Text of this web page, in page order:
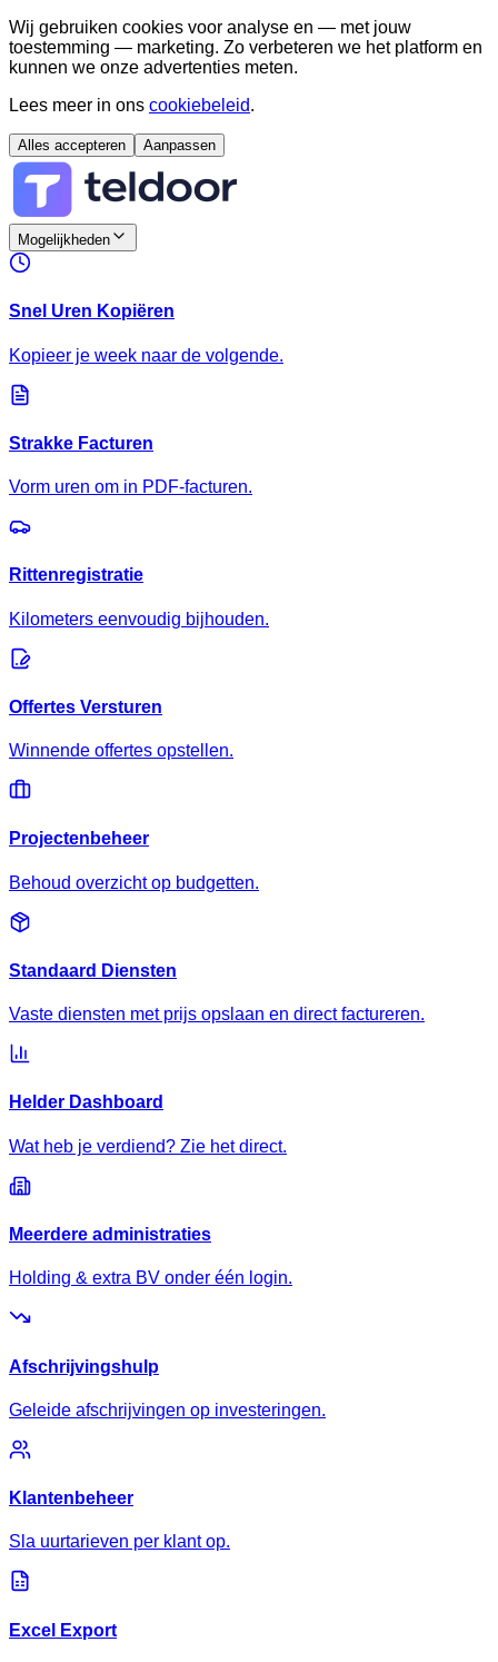
Wij gebruiken cookies voor analyse en — met jouw
toestemming — marketing. Zo verbeteren we het platform en
kunnen we onze advertenties meten.
Lees meer in ons cookiebeleid.
Alles accepteren Aanpassen
Mogelijkheden
Snel Uren Kopiëren
Kopieer je week naar de volgende.
Strakke Facturen
Vorm uren om in PDF-facturen.
Rittenregistratie
Kilometers eenvoudig bijhouden.
Offertes Versturen
Winnende offertes opstellen.
Projectenbeheer
Behoud overzicht op budgetten.
Standaard Diensten
Vaste diensten met prijs opslaan en direct factureren.
Helder Dashboard
Wat heb je verdiend? Zie het direct.
Meerdere administraties
Holding & extra BV onder één login.
Afschrijvingshulp
Geleide afschrijvingen op investeringen.
Klantenbeheer
Sla uurtarieven per klant op.
Excel Export